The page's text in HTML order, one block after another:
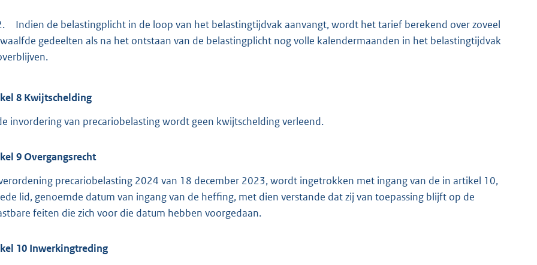
Indien de belastingplicht in de loop van het belastingtijdvak aanvangt, wordt het tarief berekend over zoveel
gedeelten als na het ontstaan van de belastingplicht nog volle kalendermaanden in het belastingtijdvak
8 Kwijtschelding
invordering van precariobelasting wordt geen kwijtschelding verleend.
9Overgangsrecht
precariobelasting 2024 van 18 december 2023, wordt ingetrokken met ingang van de in artikel 10,
lid, genoemde datum van ingang van de heffing, met dien verstande dat zij van toepassing blijft op de
feiten die zich voor die datum hebben voorgedaan.
10 Inwerkingtreding